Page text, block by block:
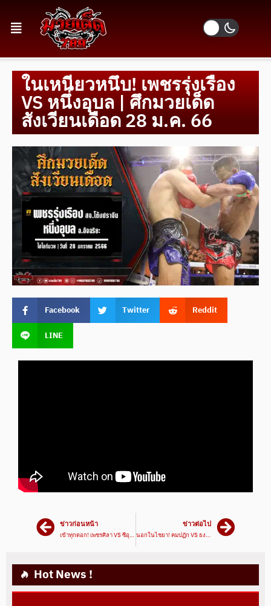
ในเหนียวหนึบ! เพชรรุ่งเรือง
VS หนึ่งอุบล | ศึกมวยเด็ด
สังเวียนเดือด 28 ม.ค. 66
Facebook Twitter
Reddit
LINE
ข่าวก่อนหน้า
เข้าทุกดอก! เพชรศิลา VS ซีอุย | ศึกมวยเด็ดสังเวียนเดือด 28 ม.ค. 66
ข่าวต่อไป
นอกในไชยา! คมปฏัก VS ธงน้อย | ศึกมวยเด็ดสังเวียนเดือด 28 ม.ค. 66
Hot News !